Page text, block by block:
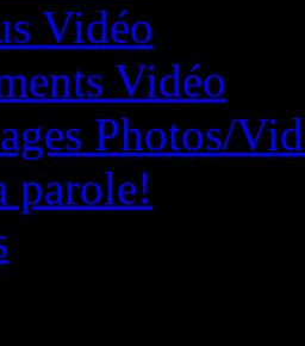
Vidéo
Vidéo
Photos/
parole!